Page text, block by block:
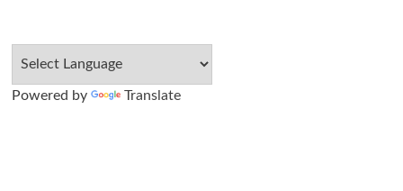
Powered by Translate